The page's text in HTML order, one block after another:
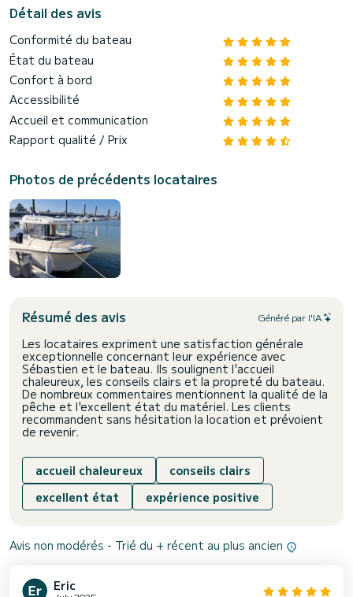
Détail des avis
Conformité du bateau
État du bateau
Confort à bord
Accessibilité
Accueil et communication
Rapport qualité / Prix
Photos de précédents locataires
Résumé des avis Généré par l'IA
Les locataires expriment une satisfaction générale
exceptionnelle concernant leur expérience avec
Sébastien et le bateau. Ils soulignent l'accueil
chaleureux, les conseils clairs et la propreté du bateau.
De nombreux commentaires mentionnent la qualité de la
pêche et l'excellent état du matériel. Les clients
recommandent sans hésitation la location et prévoient
de revenir.
accueil chaleureux
conseils clairs
excellent état
expérience positive
Avis non modérés - Trié du + récent au plus ancien
Eric